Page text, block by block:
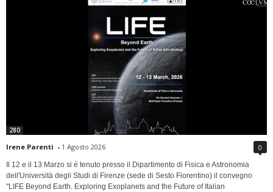
280
Irene Parenti - 1 Agosto 2026 0
Il 12 e il 13 Marzo si è tenuto presso il Dipartimento di Fisica e Astronomia
dell'Università degli Studi di Firenze (sede di Sesto Fiorentino) il convegno
"LIFE Beyond Earth. Exploring Exoplanets and the Future of Italian